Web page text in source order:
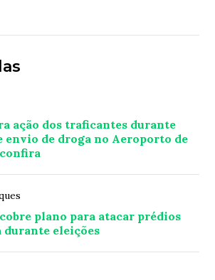
ação dos traficantes durante
envio de droga no Aeroporto de
plano para atacar prédios
durante eleições